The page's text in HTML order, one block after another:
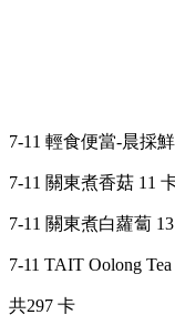
7-11 輕食便當-晨採
7-11 關東煮香菇 11
7-11 關東煮白蘿蔔
7-11 TAIT Oolong
共297 卡